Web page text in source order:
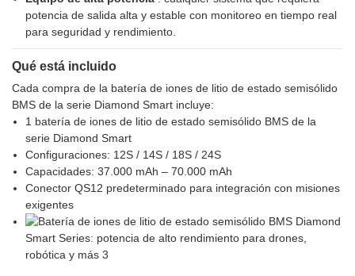
potencia de salida alta y estable con monitoreo en tiempo real
para seguridad y rendimiento.
Qué está incluido
Cada compra de la batería de iones de litio de estado semisólido
BMS de la serie Diamond Smart incluye:
1 batería de iones de litio de estado semisólido BMS de la
serie Diamond Smart
Configuraciones: 12S / 14S / 18S / 24S
Capacidades: 37.000 mAh – 70.000 mAh
Conector QS12 predeterminado para integración con misiones
exigentes